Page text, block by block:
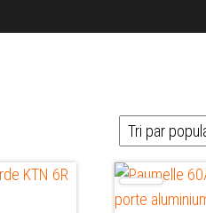
Ce
produit